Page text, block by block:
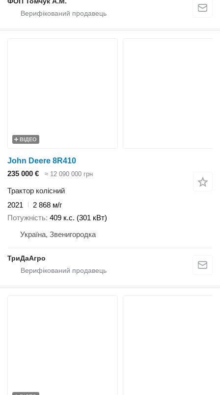
ВІДЕО
John Deere 8R410
235 000 €
≈ 12 090 000 грн
Трактор колісний
2021
2 868 м/г
Потужність 409 к.с. (301 кВт)
Україна, Звенигородка
ТриДаАгро